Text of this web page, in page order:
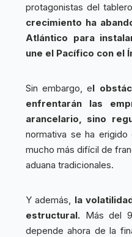
protagonistas del
crecimiento ha
Atlántico para
une el Pacífico con el
Sin embargo, el
enfrentarán las
arancelario, sino
normativa se ha erigido
mucho más difícil de
aduana tradicionales.
Y además, la
estructural. Más del
depende ahora de la